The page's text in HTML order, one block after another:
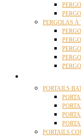
PERGOLAS
PORTAILS
PORTAILS